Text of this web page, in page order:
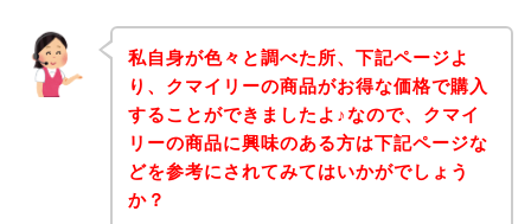
私自身が色々と調べた所、下記ページよ
り、クマイリーの商品がお得な価格で購入
することができましたよ♪なので、クマイ
リーの商品に興味のある方は下記ページな
どを参考にされてみてはいかがでしょう
か？